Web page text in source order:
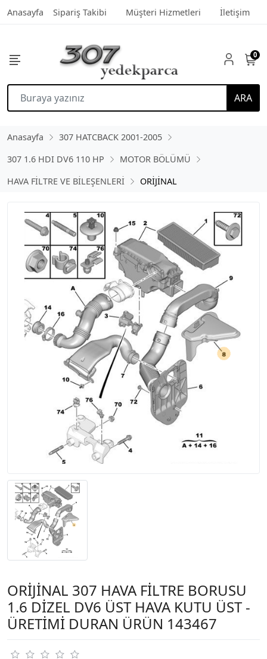
Anasayfa Sipariş Takibi Müşteri Hizmetleri İletişim
ARA
0
Anasayfa
307 HATCBACK 2001-2005
307 1.6 HDI DV6 110 HP
MOTOR BÖLÜMÜ
HAVA FİLTRE VE BİLEŞENLERİ
ORİJİNAL
ORİJİNAL 307 HAVA FİLTRE BORUSU
1.6 DİZEL DV6 ÜST HAVA KUTU ÜST -
ÜRETİMİ DURAN ÜRÜN 143467